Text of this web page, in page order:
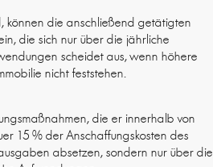
können die anschließend getätigten
die sich nur über die jährliche
scheidet aus, wenn höhere
nicht feststehen.
die er innerhalb von
15 % der Anschaffungskosten des
absetzen, sondern nur über die